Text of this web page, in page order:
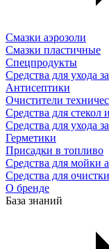
Смазки аэрозоли
Смазки пластичные
Спецпродукты
Средства для ухода
Антисептики
Очистители
Средства для стекол
Средства для ухода
Герметики
Присадки в топливо
Средства для мойки
Средства для
О бренде
База знаний